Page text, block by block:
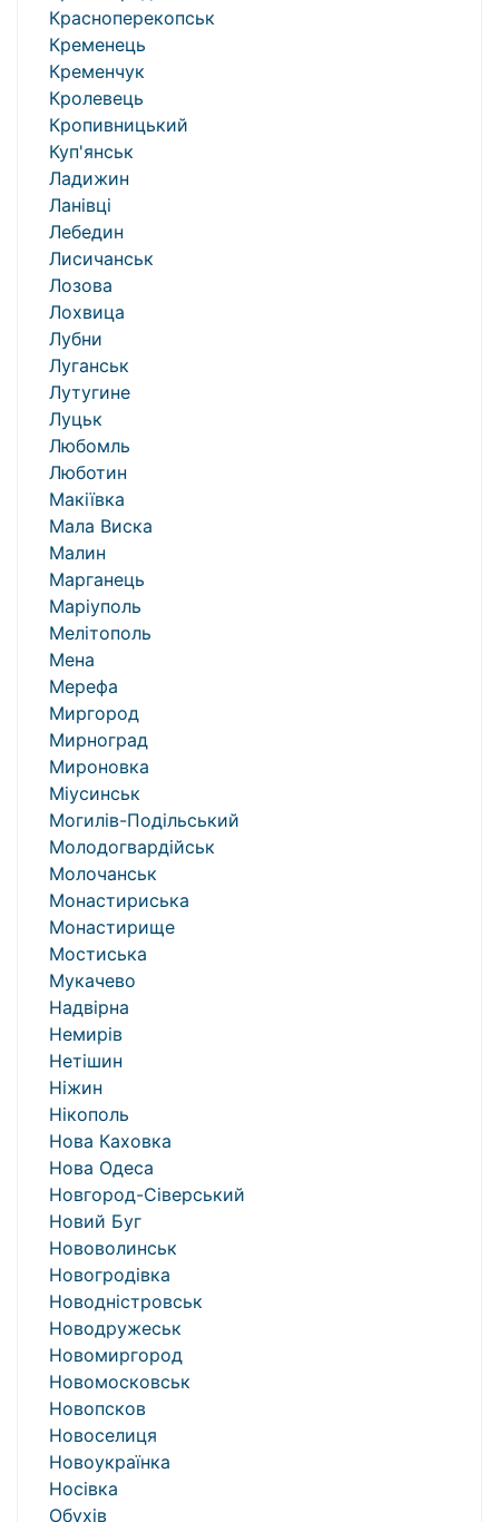
Красноперекопськ
Кременець
Кременчук
Кролевець
Кропивницький
Куп'янськ
Ладижин
Ланівці
Лебедин
Лисичанськ
Лозова
Лохвица
Лубни
Луганськ
Лутугине
Луцьк
Любомль
Люботин
Макіївка
Мала Виска
Малин
Марганець
Маріуполь
Мелітополь
Мена
Мерефа
Миргород
Мирноград
Мироновка
Міусинськ
Могилів-Подільський
Молодогвардійськ
Молочанськ
Монастириська
Монастирище
Мостиська
Мукачево
Надвірна
Немирів
Нетішин
Ніжин
Нікополь
Нова Каховка
Нова Одеса
Новгород-Сіверський
Новий Буг
Нововолинськ
Новогродівка
Новодністровськ
Новодружеськ
Новомиргород
Новомосковськ
Новопсков
Новоселиця
Новоукраїнка
Носівка
Обухів